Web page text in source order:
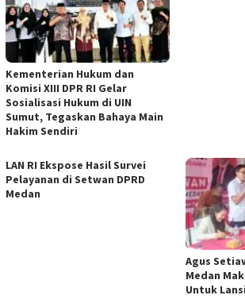
Kementerian Hukum dan
Komisi XIII DPR RI Gelar
Sosialisasi Hukum di UIN
Sumut, Tegaskan Bahaya Main
Hakim Sendiri
LAN RI Ekspose Hasil Survei
Pelayanan di Setwan DPRD
Medan
Agus
Medan
Untuk